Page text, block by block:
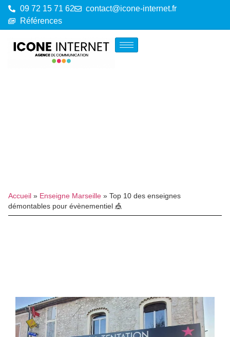
09 72 15 71 62
contact@icone-internet.fr
Références
Accueil » Enseigne Marseille » Top 10 des enseignes
démontables pour évènementiel 🎪